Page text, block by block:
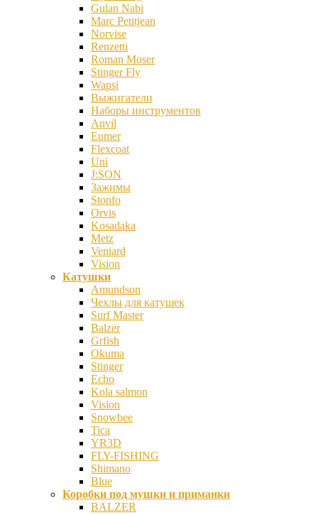
Gulan Nabi
Marc Petitjean
Norvise
Renzetti
Roman Moser
Stinger Fly
Wapsi
Выжигатели
Наборы инструментов
Anvil
Eumer
Flexcoat
Uni
J:SON
Зажимы
Stonfo
Orvis
Kosadaka
Metz
Veniard
Vision
Катушки
Amundson
Чехлы для катушек
Surf Master
Balzer
Grfish
Okuma
Stinger
Echo
Kola salmon
Vision
Snowbee
Tica
YR3D
FLY-FISHING
Shimano
Blue
Коробки под мушки и приманки
BALZER